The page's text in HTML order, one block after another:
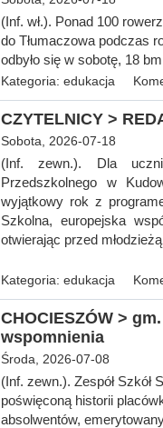
(Inf. wł.). Ponad 100
do Tłumaczowa podczas
odbyło się w sobotę, 18
Kategoria: edukacja
CZYTELNICY >
Sobota, 2026-07-18
(Inf. zewn.). Dla
Przedszkolnego w
wyjątkowy rok z
Szkolna, europejska
otwierając przed
Kategoria: edukacja
CHOCIESZÓW >
wspomnienia
Środa, 2026-07-08
(Inf. zewn.). Zespół
poświęconą historii
absolwentów,